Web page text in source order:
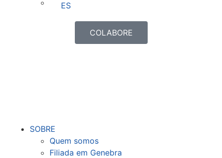
ES
COLABORE
SOBRE
Quem somos
Filiada em Genebra